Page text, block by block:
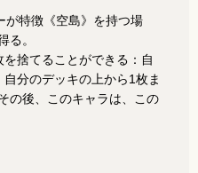
が特徴《空島》を持つ場
る。
を捨てることができる：自
分のデッキの上から1枚ま
の後、このキャラは、この